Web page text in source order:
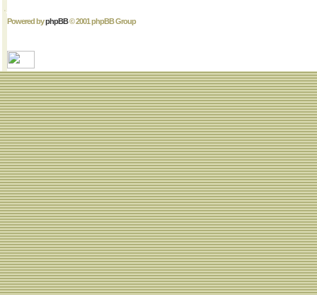
Powered byphpBB© 2001 phpBB Group